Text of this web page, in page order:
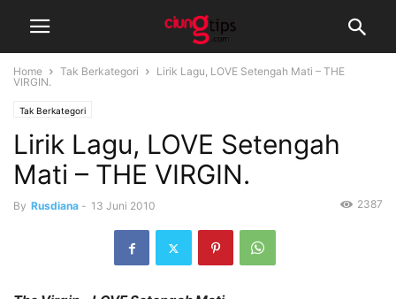
Home Tak Berkategori
Lirik Lagu, LOVE Setengah Mati – THE
VIRGIN.
Tak Berkategori
Lirik Lagu, LOVE Setengah
Mati – THE VIRGIN.
By Rusdiana - 13 Juni 2010 2387